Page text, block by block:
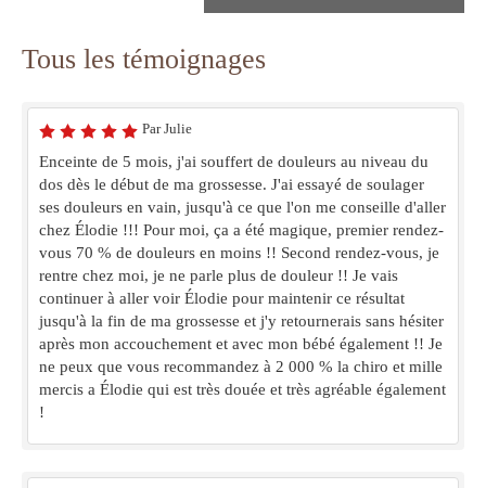
Tous les témoignages
Par Julie
Enceinte de 5 mois, j'ai souffert de douleurs au niveau du
dos dès le début de ma grossesse. J'ai essayé de soulager
ses douleurs en vain, jusqu'à ce que l'on me conseille d'aller
chez Élodie !!! Pour moi, ça a été magique, premier rendez-
vous 70 % de douleurs en moins !! Second rendez-vous, je
rentre chez moi, je ne parle plus de douleur !! Je vais
continuer à aller voir Élodie pour maintenir ce résultat
jusqu'à la fin de ma grossesse et j'y retournerais sans hésiter
après mon accouchement et avec mon bébé également !! Je
ne peux que vous recommandez à 2 000 % la chiro et mille
mercis a Élodie qui est très douée et très agréable également
!